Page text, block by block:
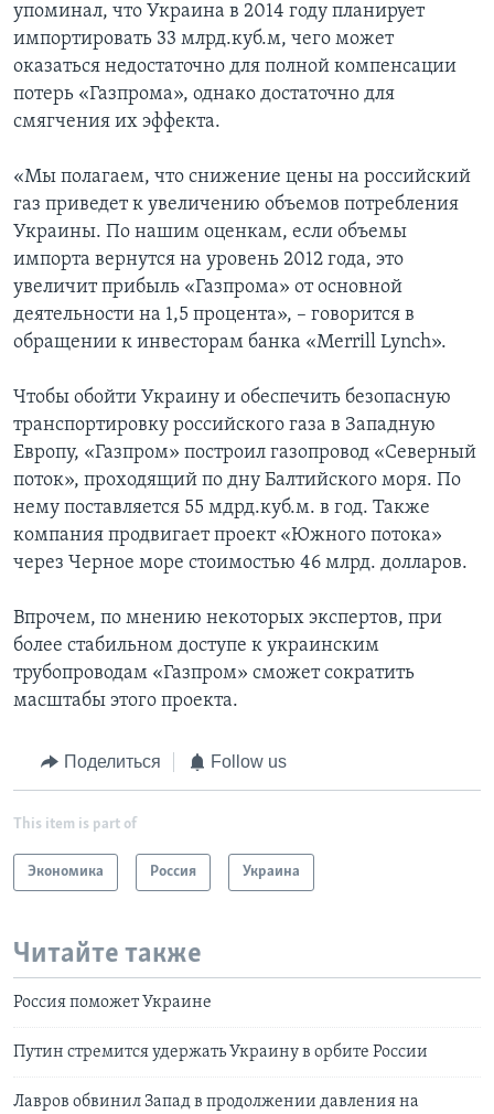
упоминал, что Украина в 2014 году планирует
импортировать 33 млрд.куб.м, чего может
оказаться недостаточно для полной компенсации
потерь «Газпрома», однако достаточно для
смягчения их эффекта.
«Мы полагаем, что снижение цены на российский
газ приведет к увеличению объемов потребления
Украины. По нашим оценкам, если объемы
импорта вернутся на уровень 2012 года, это
увеличит прибыль «Газпрома» от основной
деятельности на 1,5 процента», – говорится в
обращении к инвесторам банка «Merrill Lynch».
Чтобы обойти Украину и обеспечить безопасную
транспортировку российского газа в Западную
Европу, «Газпром» построил газопровод «Северный
поток», проходящий по дну Балтийского моря. По
нему поставляется 55 мдрд.куб.м. в год. Также
компания продвигает проект «Южного потока»
через Черное море стоимостью 46 млрд. долларов.
Впрочем, по мнению некоторых экспертов, при
более стабильном доступе к украинским
трубопроводам «Газпром» сможет сократить
масштабы этого проекта.
Поделиться Follow us
This item is part of
Экономика Россия Украина
Читайте также
Россия поможет Украине
Путин стремится удержать Украину в орбите России
Лавров обвинил Запад в продолжении давления на